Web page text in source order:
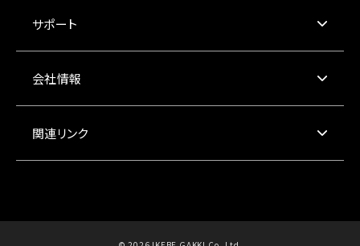
サポート
会社情報
関連リンク